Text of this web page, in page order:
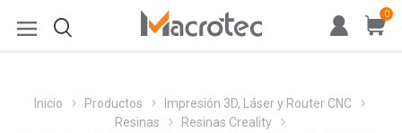
0
Inicio Productos
Impresión 3D, Láser y Router CNC
Resinas
Resinas Creality